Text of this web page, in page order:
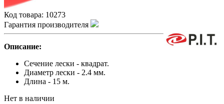
Код товара: 10273
Гарантия производителя
Описание:
Сечение лески - квадрат.
Диаметр лески - 2.4 мм.
Длина - 15 м.
Нет в наличии